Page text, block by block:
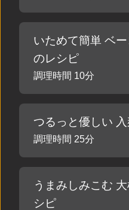
いためて簡単 ベ
のレシピ
調理時間 10分
つるっと優しい
調理時間 25分
うまみしみこむ
シピ